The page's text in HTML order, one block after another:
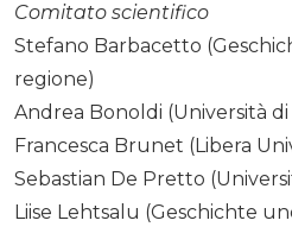
Comitato scientifico
Stefano Barbacetto
regione)
Andrea Bonoldi (Università
Francesca Brunet (Libera
Sebastian De Pretto
Liise Lehtsalu (Geschichte